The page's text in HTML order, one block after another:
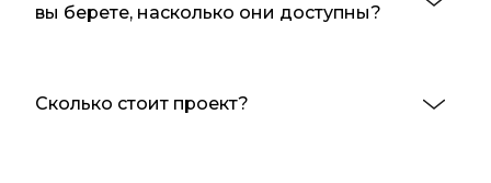
вы берете, насколько они доступны?
Сколько стоит проект?